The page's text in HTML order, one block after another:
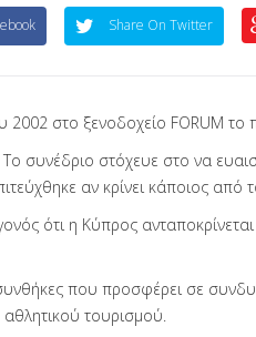
Share On Twitter
στο ξενοδοχείο FORUM το
στόχευε στο να
αν κρίνει κάποιος
ότι η Κύπρος
που προσφέρει σε
τουρισμού.